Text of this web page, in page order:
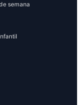
semana